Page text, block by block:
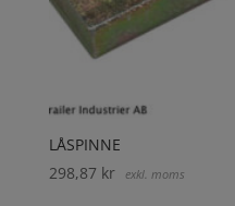
LÅSPINNE
298,87 kr exkl. moms